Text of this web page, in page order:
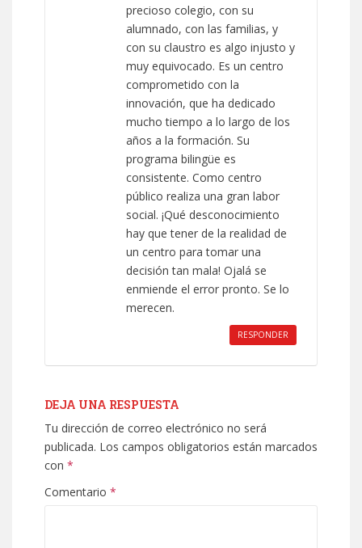
precioso colegio, con su
alumnado, con las familias, y
con su claustro es algo injusto y
muy equivocado. Es un centro
comprometido con la
innovación, que ha dedicado
mucho tiempo a lo largo de los
años a la formación. Su
programa bilingüe es
consistente. Como centro
público realiza una gran labor
social. ¡Qué desconocimiento
hay que tener de la realidad de
un centro para tomar una
decisión tan mala! Ojalá se
enmiende el error pronto. Se lo
merecen.
RESPONDER
DEJA UNA RESPUESTA
Tu dirección de correo electrónico no será
publicada. Los campos obligatorios están marcados
con *
Comentario *